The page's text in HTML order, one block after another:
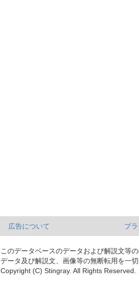
広告について プ
このデータベースのデータおよび解説文等
データ及び解説文、画像等の無断転用を一切
Copyright (C) Stingray. All Rights Reserved.